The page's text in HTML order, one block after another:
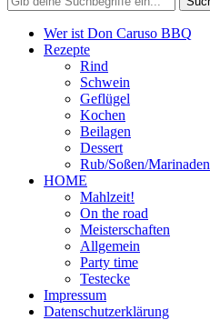
Wer ist Don Caruso BBQ
Rezepte
Rind
Schwein
Geflügel
Kochen
Beilagen
Dessert
Rub/Soßen/Marinaden
HOME
Mahlzeit!
On the road
Meisterschaften
Allgemein
Party time
Testecke
Impressum
Datenschutzerklärung